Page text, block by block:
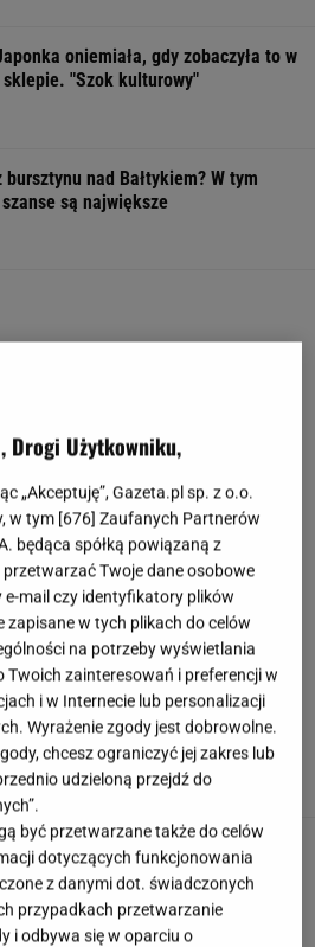
oniemiała, gdy zobaczyła to w
"Szok kulturowy"
bursztynu nad Bałtykiem? W tym
są największe
ile emerytury dostaje Kwaśniewska.
Zamówili produkty za pół
ocenia składniki, które trafią
prezydenta
PIETROW
Drogi Użytkowniku,
„Akceptuję”, Gazeta.pl sp. z o.o.
w tym [676] Zaufanych Partnerów
będąca spółką powiązaną z
Twoje dane osobowe
e-mail czy identyfikatory plików
zapisane w tych plikach do celów
na potrzeby wyświetlania
Twoich zainteresowań i preferencji w
i w Internecie lub personalizacji
Wyrażenie zgody jest dobrowolne.
chcesz ograniczyć jej zakres lub
udzieloną przejdź do
być przetwarzane także do celów
dotyczących funkcjonowania
z danymi dot. świadczonych
przypadkach przetwarzanie
i odbywa się w oparciu o